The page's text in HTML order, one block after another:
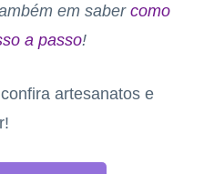
em saber como
a passo!
artesanatos e